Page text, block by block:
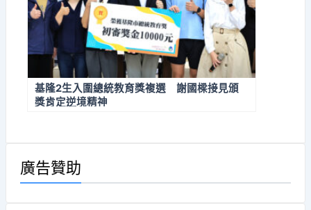
基隆2生入圍總統教育獎複選 謝國樑接見頒
獎肯定逆境精神
廣告贊助